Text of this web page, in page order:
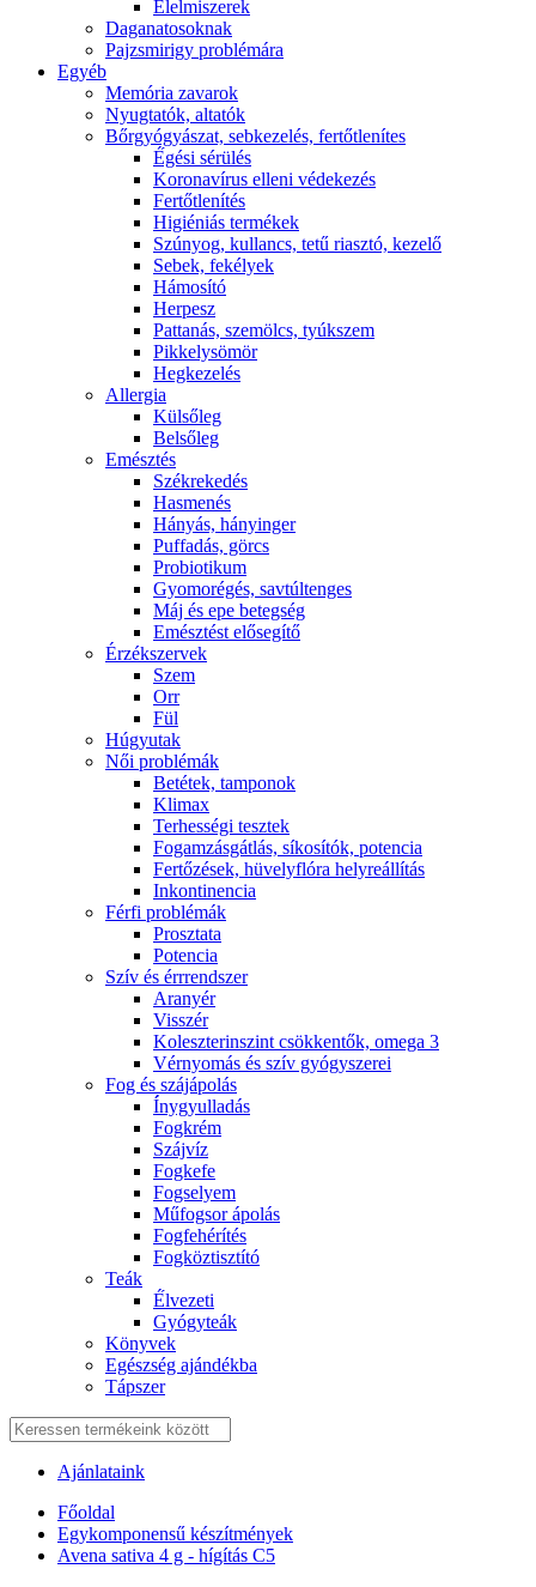
É́lelmiszerek
Daganatosoknak
Pajzsmirigy problémára
Egyéb
Memória zavarok
Nyugtatók, altatók
Bőrgyógyászat, sebkezelés, fertőtlenítes
É́gési sérülés
Koronavírus elleni védekezés
Fertőtlenítés
Higiéniás termékek
Szúnyog, kullancs, tetű riasztó, kezelő
Sebek, fekélyek
Hámosító
Herpesz
Pattanás, szemölcs, tyúkszem
Pikkelysömör
Hegkezelés
Allergia
Külsőleg
Belsőleg
Emésztés
Székrekedés
Hasmenés
Hányás, hányinger
Puffadás, görcs
Probiotikum
Gyomorégés, savtúltenges
Máj és epe betegség
Emésztést elősegítő
Érzékszervek
Szem
Orr
Fül
Húgyutak
Női problémák
Betétek, tamponok
Klimax
Terhességi tesztek
Fogamzásgátlás, síkosítók, potencia
Fertőzések, hüvelyflóra helyreállítás
Inkontinencia
Férfi problémák
Prosztata
Potencia
Szív és érrrendszer
Aranyér
Visszér
Koleszterinszint csökkentők, omega 3
Vérnyomás és szív gyógyszerei
Fog és szájápolás
Í́nygyulladás
Fogkrém
Szájvíz
Fogkefe
Fogselyem
Műfogsor ápolás
Fogfehérítés
Fogköztisztító
Teák
É́lvezeti
Gyógyteák
Könyvek
Egészség ajándékba
Tápszer
Ajánlataink
Főoldal
Egykomponensű készítmények
Avena sativa 4 g - hígítás C5